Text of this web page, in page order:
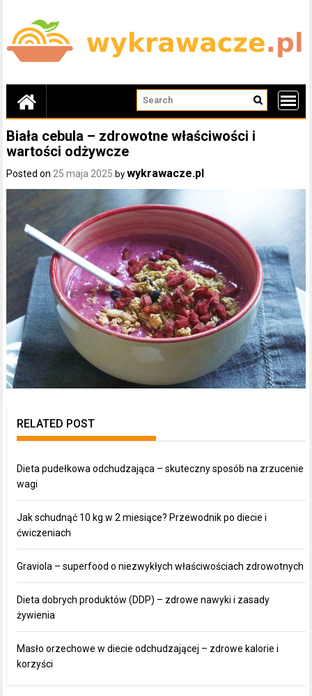
content
Biała cebula – zdrowotne właściwości i
wartości odżywcze
Posted on 25 maja 2025 bywykrawacze.pl
RELATED POST
Dieta pudełkowa odchudzająca – skuteczny sposób na zrzucenie
wagi
Jak schudnąć 10 kg w 2 miesiące? Przewodnik po diecie i
ćwiczeniach
Graviola – superfood o niezwykłych właściwościach zdrowotnych
Dieta dobrych produktów (DDP) – zdrowe nawyki i zasady
żywienia
Masło orzechowe w diecie odchudzającej – zdrowe kalorie i
korzyści